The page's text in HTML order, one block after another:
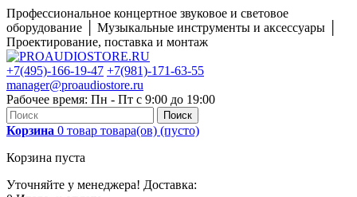
Профессиональное концертное звуковое и световое
оборудование │ Музыкальные инструменты и аксессуары │
Проектирование, поставка и монтаж
+7(495)-166-19-47 +7(981)-171-63-55
manager@proaudiostore.ru
Рабочее время: Пн - Пт с 9:00 до 19:00
Поиск
Корзина 0 товар товара(ов) (пусто)
Корзина пуста
Уточняйте у менеджера! Доставка: